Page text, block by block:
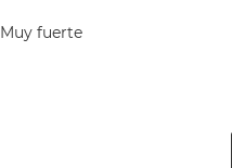
Muy fuerte